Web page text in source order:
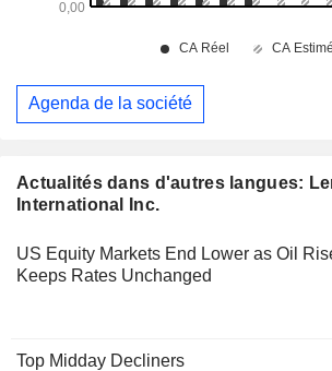
Actualités dans d'autres langues:
International Inc.
US Equity Markets End Lower as Oil
Keeps Rates Unchanged
Top Midday Decliners
Agenda de la société